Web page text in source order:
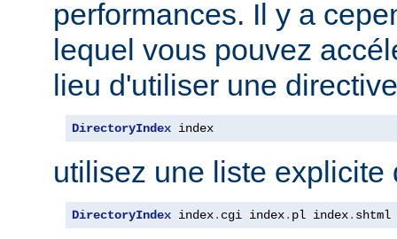
performances. Il y a
lequel vous pouvez
lieu d'utiliser une
DirectoryIndex index
utilisez une liste explicite
DirectoryIndex index. cgi index. pl index. shtml